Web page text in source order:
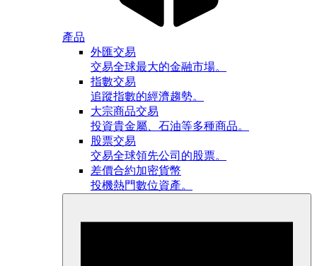
產品
外匯交易
交易全球最大的金融市場。
指數交易
追蹤指數的經濟趨勢。
大宗商品交易
投資貴金屬、石油等多種商品。
股票交易
交易全球領先公司的股票。
差價合約加密貨幣
投機熱門數位資產。